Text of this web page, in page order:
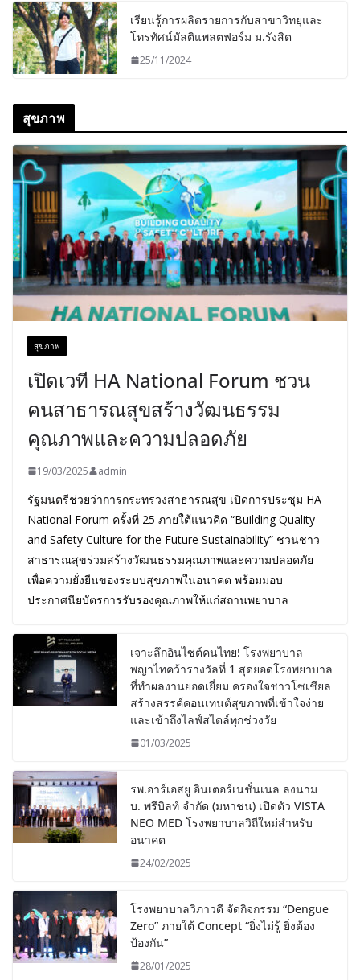
เรียนรู้การผลิตรายการกับสาขาวิทยุและ
โทรทัศน์มัลติแพลตฟอร์ม ม.รังสิต
25/11/2024
สุขภาพ
สุขภาพ
เปิดเวที HA National Forum ชวน
คนสาธารณสุขสร้างวัฒนธรรม
คุณภาพและความปลอดภัย
19/03/2025 admin
รัฐมนตรีช่วยว่าการกระทรวงสาธารณสุข เปิดการประชุม HA
National Forum ครั้งที่ 25 ภายใต้แนวคิด “Building Quality
and Safety Culture for the Future Sustainability” ชวนชาว
สาธารณสุขร่วมสร้างวัฒนธรรมคุณภาพและความปลอดภัย
เพื่อความยั่งยืนของระบบสุขภาพในอนาคต พร้อมมอบ
ประกาศนียบัตรการรับรองคุณภาพให้แก่สถานพยาบาล
เจาะลึกอินไซต์คนไทย! โรงพยาบาล
พญาไทคว้ารางวัลที่ 1 สุดยอดโรงพยาบาล
ที่ทำผลงานยอดเยี่ยม ครองใจชาวโซเชียล
สร้างสรรค์คอนเทนต์สุขภาพที่เข้าใจง่าย
และเข้าถึงไลฟ์สไตล์ทุกช่วงวัย
01/03/2025
รพ.อาร์เอสยู อินเตอร์เนชั่นเนล ลงนาม
บ. พรีบิลท์ จํากัด (มหาชน) เปิดตัว VISTA
NEO MED โรงพยาบาลวิถีใหม่สำหรับ
อนาคต
24/02/2025
โรงพยาบาลวิภาวดี จัดกิจกรรม “Dengue
Zero” ภายใต้ Concept “ยิ่งไม่รู้ ยิ่งต้อง
ป้องกัน”
28/01/2025